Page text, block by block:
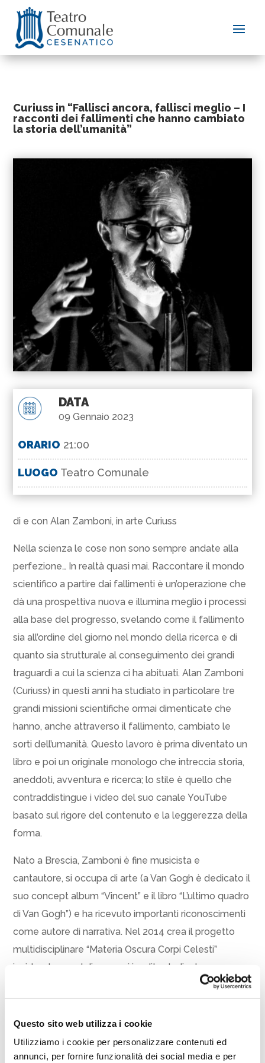
Questo sito web utilizza i cookie
Utilizziamo i cookie per personalizzare contenuti ed
annunci, per fornire funzionalità dei social media e per
di e con Alan Zamboni, in arte Curiuss
Nella scienza le cose non sono sempre andate alla
perfezione… In realtà quasi mai. Raccontare il mondo
scientifico a partire dai fallimenti è un’operazione che
dà una prospettiva nuova e illumina meglio i processi
alla base del progresso, svelando come il fallimento
sia all’ordine del giorno nel mondo della ricerca e di
quanto sia strutturale al conseguimento dei grandi
traguardi a cui la scienza ci ha abituati. Alan Zamboni
(Curiuss) in questi anni ha studiato in particolare tre
grandi missioni scientifiche ormai dimenticate che
hanno, anche attraverso il fallimento, cambiato le
sorti dell’umanità. Questo lavoro è prima diventato un
libro e poi un originale monologo che intreccia storia,
aneddoti, avventura e ricerca; lo stile è quello che
contraddistingue i video del suo canale YouTube
basato sul rigore del contenuto e la leggerezza della
forma.
Nato a Brescia, Zamboni è fine musicista e
cantautore, si occupa di arte (a Van Gogh è dedicato il
suo concept album “Vincent” e il libro “L’ultimo quadro
di Van Gogh”) e ha ricevuto importanti riconoscimenti
come autore di narrativa. Nel 2014 crea il progetto
multidisciplinare “Materia Oscura Corpi Celesti”
incidendo un cd di canzoni inedite dedicate
all’astronomia, ma è con il canale youtube di
divulgazione scientifica aperto l’anno successivo e
che conta oggi quasi 140.000 iscritti che si è fatto
conoscere al popolo del web.
Curiuss in “Fallisci ancora, fallisci meglio – I
racconti dei fallimenti che hanno cambiato
la storia dell’umanità”
DATA
09 Gennaio 2023
ORARIO 21:00
LUOGO Teatro Comunale